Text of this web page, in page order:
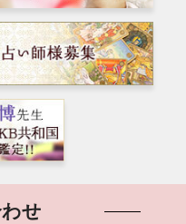
せ